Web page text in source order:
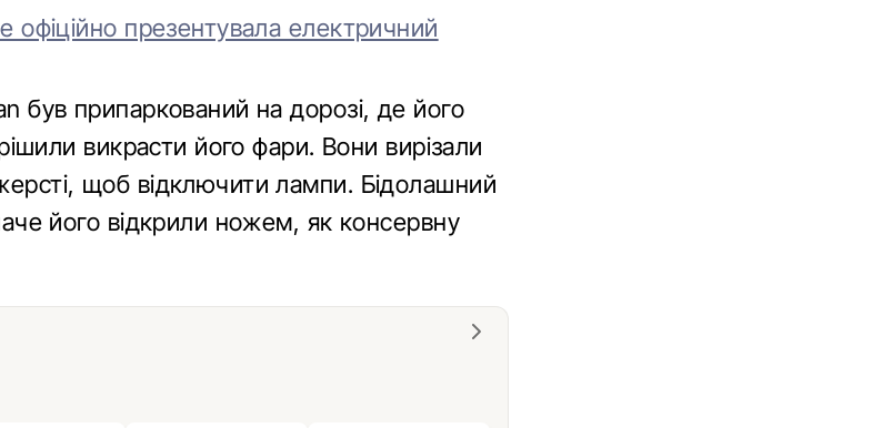
офіційно презентувала електричний
був припаркований на дорозі, де його
викрасти його фари. Вони вирізали
щоб відключити лампи. Бідолашний
його відкрили ножем, як консервну